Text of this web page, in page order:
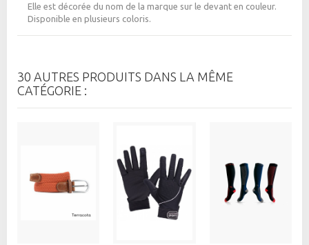
Elle est décorée du nom de la marque sur le devant en couleur.
Disponible en plusieurs coloris.
30 AUTRES PRODUITS DANS LA MÊME
CATÉGORIE :